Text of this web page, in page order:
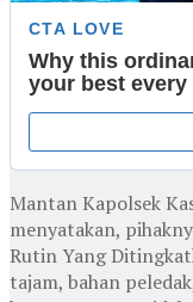
Mantan Kapolsek
menyatakan,
Rutin Yang
tajam, bahan